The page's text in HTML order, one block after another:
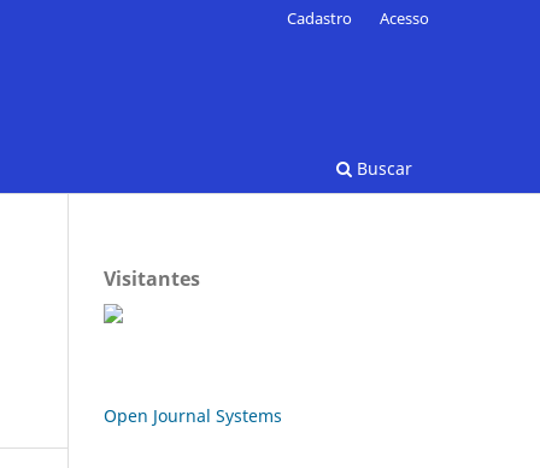
Buscar
Cadastro Acesso
Visitantes
Open Journal Systems